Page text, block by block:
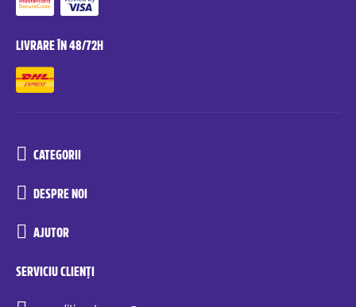
LIVRARE ÎN 48/72H
CATEGORII
DESPRE NOI
AJUTOR
SERVICIU CLIENȚI